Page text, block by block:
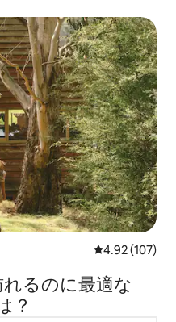
レビュー107
4.92 (107)
るの⁠に最⁠適⁠な
？